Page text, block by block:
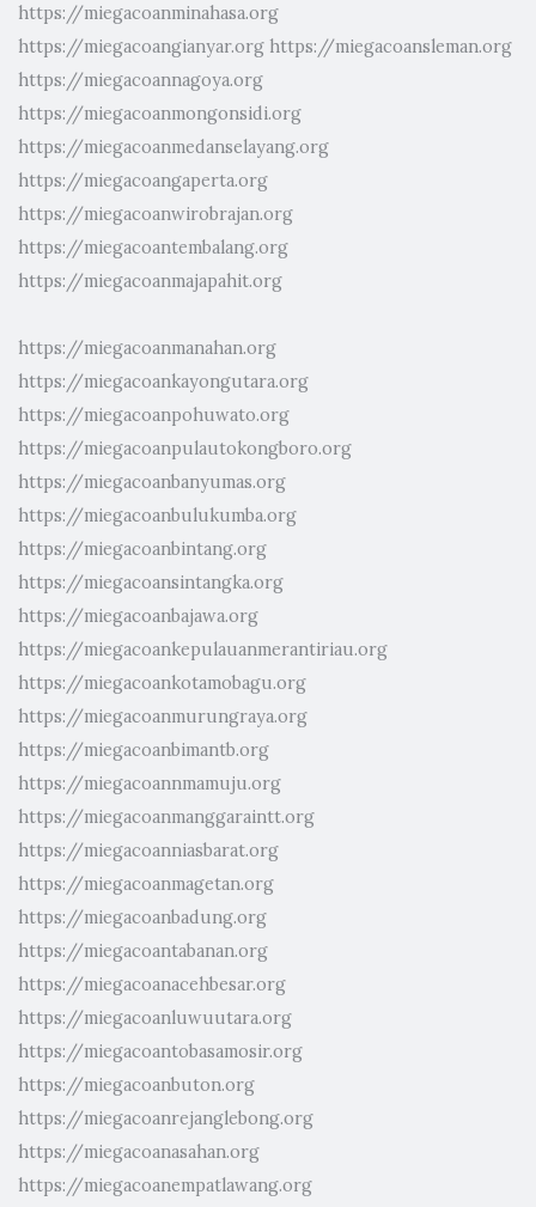
https://miegacoanminahasa.org
https://miegacoangianyar.org https://miegacoansleman.org
https://miegacoannagoya.org
https://miegacoanmongonsidi.org
https://miegacoanmedanselayang.org
https://miegacoangaperta.org
https://miegacoanwirobrajan.org
https://miegacoantembalang.org
https://miegacoanmajapahit.org
https://miegacoanmanahan.org
https://miegacoankayongutara.org
https://miegacoanpohuwato.org
https://miegacoanpulautokongboro.org
https://miegacoanbanyumas.org
https://miegacoanbulukumba.org
https://miegacoanbintang.org
https://miegacoansintangka.org
https://miegacoanbajawa.org
https://miegacoankepulauanmerantiriau.org
https://miegacoankotamobagu.org
https://miegacoanmurungraya.org
https://miegacoanbimantb.org
https://miegacoannmamuju.org
https://miegacoanmanggaraintt.org
https://miegacoanniasbarat.org
https://miegacoanmagetan.org
https://miegacoanbadung.org
https://miegacoantabanan.org
https://miegacoanacehbesar.org
https://miegacoanluwuutara.org
https://miegacoantobasamosir.org
https://miegacoanbuton.org
https://miegacoanrejanglebong.org
https://miegacoanasahan.org
https://miegacoanempatlawang.org